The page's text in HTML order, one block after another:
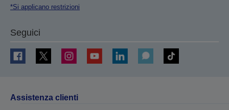
*Si applicano restrizioni
Seguici
Assistenza clienti